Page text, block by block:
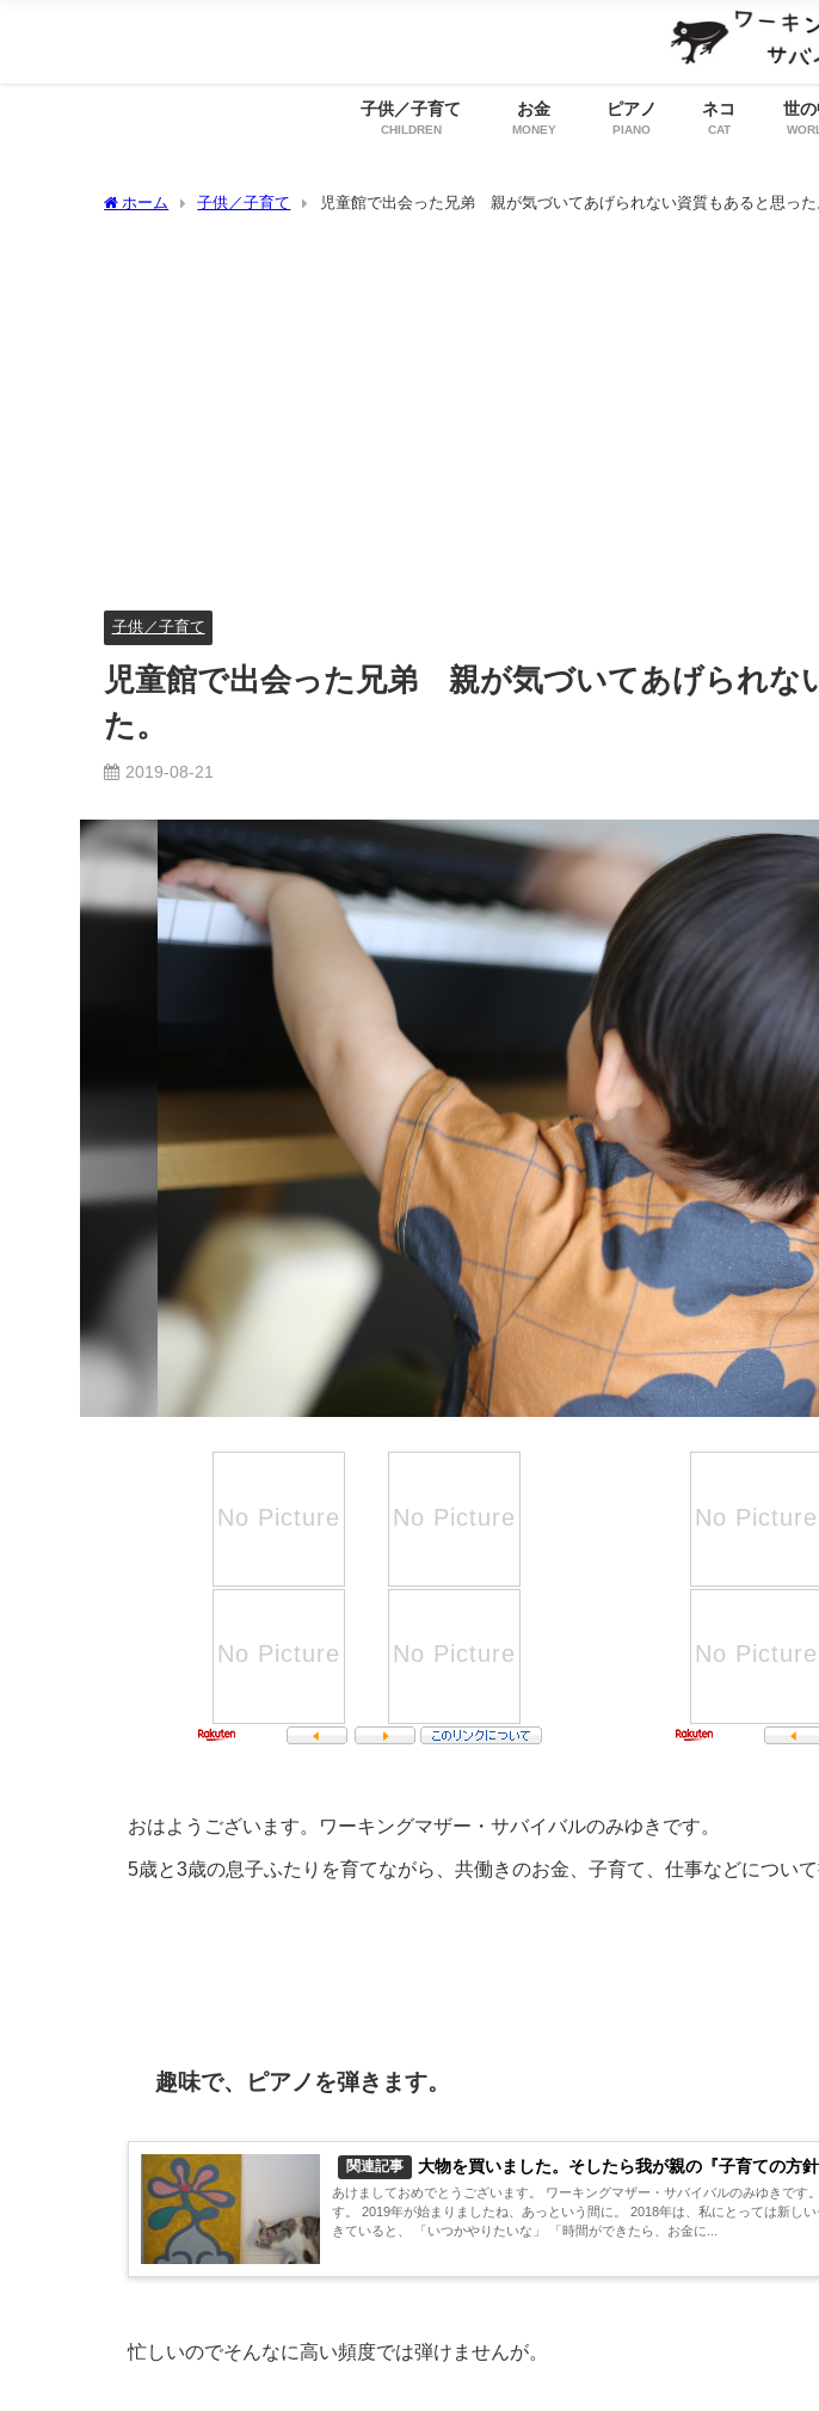
子供／子育て
CHILDREN
お金
MONEY
ピアノ
PIANO
ネコ
CAT
世の
ホーム 子供／子育て 児童館で出会った兄弟 親が気づいてあげられない資質もあると思った
子供／子育て
児童館で出会った兄弟 親が気づいてあげられな
た。
2019-08-21
おはようございます。ワーキングマザー・サバイバルのみゆきです。
5歳と3歳の息子ふたりを育てながら、共働きのお金、子育て、仕事などについて
趣味で、ピアノを弾きます。
関連記事 大物を買いました。そしたら我が親の『子育ての方針
あけましておめでとうございます。 ワーキングマザー・サバイバルのみゆきです
す。 2019年が始まりましたね、あっという間に。 2018年は、私にとっては新しいチャレンジに溢れた年でした。 40年も生
きていると、 「いつかやりたいな」 「時間ができたら、お金に...
忙しいのでそんなに高い頻度では弾けませんが。